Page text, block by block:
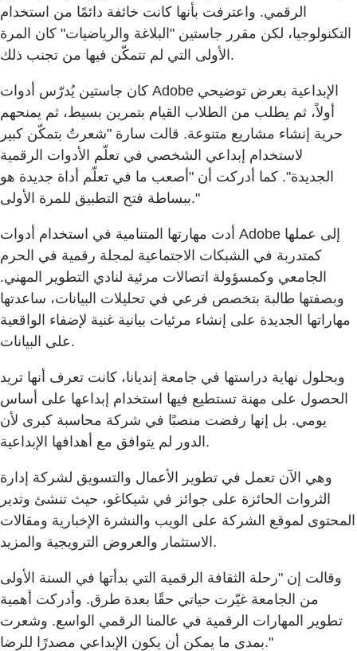
الرقمي. واعترفت بأنها كانت خائفة دائمًا من استخدام
التكنولوجيا، لكن مقرر جاستين "البلاغة والرياضيات" كان المرة
الأولى التي لم تتمكّن فيها من تجنب ذلك.
كان جاستين يُدرّس أدوات Adobe الإبداعية بعرض توضيحي
أولاً، ثم يطلب من الطلاب القيام بتمرين بسيط، ثم يمنحهم
حرية إنشاء مشاريع متنوعة. قالت سارة "شعرتُ بتمكّن كبير
لاستخدام إبداعي الشخصي في تعلّم الأدوات الرقمية
الجديدة". كما أدركت أن "أصعب ما في تعلّم أداة جديدة هو
ببساطة فتح التطبيق للمرة الأولى."
أدت مهارتها المتنامية في استخدام أدوات Adobe إلى عملها
كمتدربة في الشبكات الاجتماعية لمجلة رقمية في الحرم
الجامعي وكمسؤولة اتصالات مرئية لنادي التطوير المهني.
وبصفتها طالبة بتخصص فرعي في تحليلات البيانات، ساعدتها
مهاراتها الجديدة على إنشاء مرئيات بيانية غنية لإضفاء الواقعية
على البيانات.
وبحلول نهاية دراستها في جامعة إنديانا، كانت تعرف أنها تريد
الحصول على مهنة تستطيع فيها استخدام إبداعها على أساس
يومي. بل إنها رفضت منصبًا في شركة محاسبة كبرى لأن
الدور لم يتوافق مع أهدافها الإبداعية.
وهي الآن تعمل في تطوير الأعمال والتسويق لشركة إدارة
الثروات الحائزة على جوائز في شيكاغو، حيث تنشئ وتدير
المحتوى لموقع الشركة على الويب والنشرة الإخبارية ومقالات
الاستثمار والعروض الترويجية والمزيد.
وقالت إن "رحلة الثقافة الرقمية التي بدأتها في السنة الأولى
من الجامعة غيّرت حياتي حقًا بعدة طرق. وأدركت أهمية
تطوير المهارات الرقمية في عالمنا الرقمي الواسع. وشعرت
بمدى ما يمكن أن يكون الإبداعي مصدرًا للرضا."